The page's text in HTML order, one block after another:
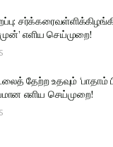
எளிய செய்முறை!
தேற்ற உதவும் ‘பாதாம்
எளிய செய்முறை!